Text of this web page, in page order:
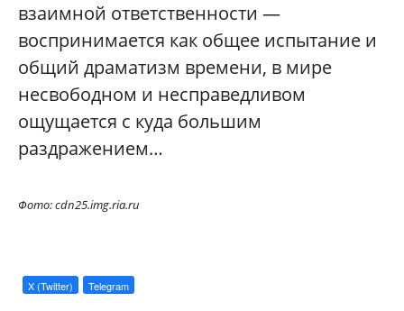
взаимной ответственности —
воспринимается как общее испытание и
общий драматизм времени, в мире
несвободном и несправедливом
ощущается с куда большим
раздражением…
Фото: сdn25.img.ria.ru
X (Twitter) Telegram